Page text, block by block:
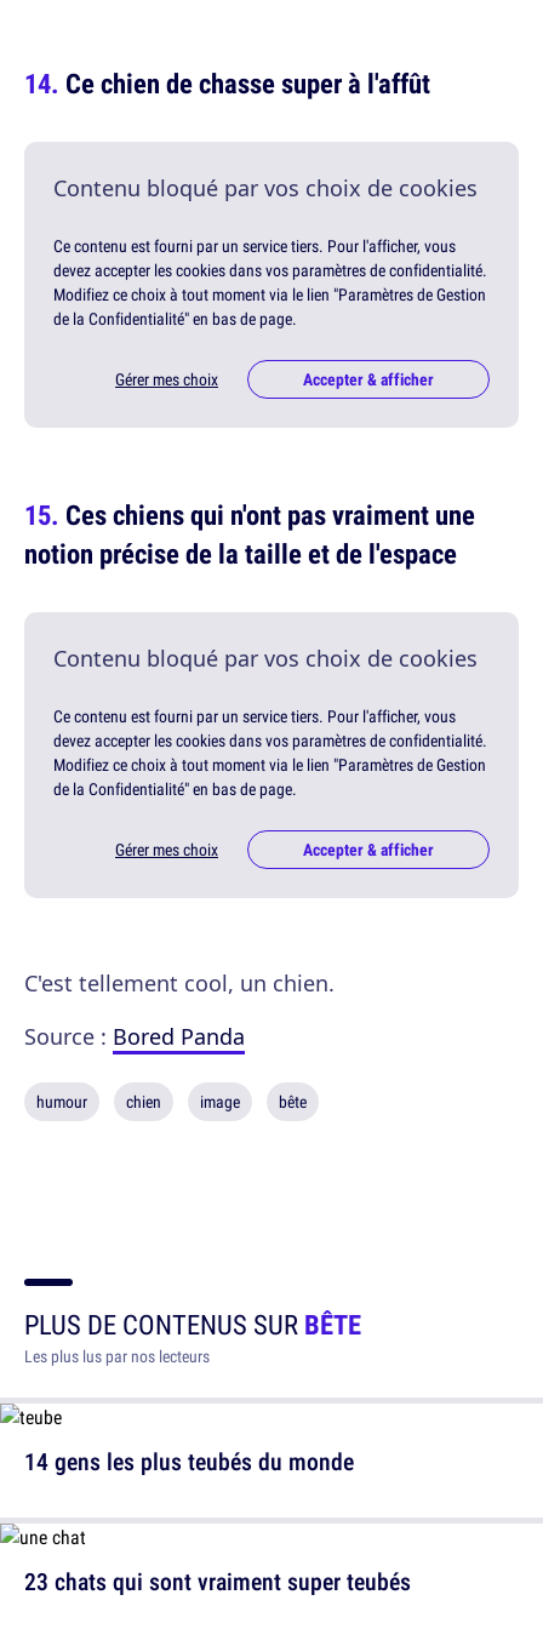
Ce chien de chasse super à l'affût
Contenu bloqué par vos choix de cookies
Ce contenu est fourni par un service tiers. Pour l'afficher, vous
devez accepter les cookies dans vos paramètres de confidentialité.
Modifiez ce choix à tout moment via le lien "Paramètres de Gestion
de la Confidentialité" en bas de page.
Gérer mes choix Accepter & afficher
Ces chiens qui n'ont pas vraiment une
notion précise de la taille et de l'espace
Contenu bloqué par vos choix de cookies
Ce contenu est fourni par un service tiers. Pour l'afficher, vous
devez accepter les cookies dans vos paramètres de confidentialité.
Modifiez ce choix à tout moment via le lien "Paramètres de Gestion
de la Confidentialité" en bas de page.
Gérer mes choix Accepter & afficher
C'est tellement cool, un chien.
Source : Bored Panda
humour chien image bête
PLUS DE CONTENUS SURBÊTE
Les plus lus par nos lecteurs
14 gens les plus teubés du monde
23 chats qui sont vraiment super teubés